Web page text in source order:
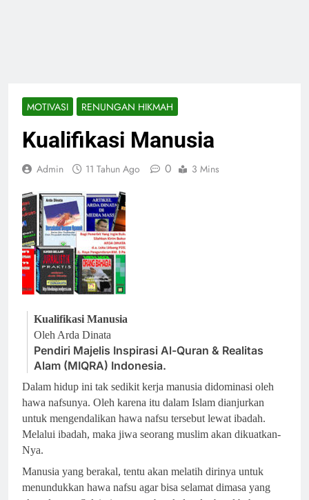
MOTIVASI RENUNGAN HIKMAH
Kualifikasi Manusia
Admin 11 Tahun Ago 0 3 Mins
Kualifikasi Manusia
Oleh Arda Dinata
Pendiri Majelis Inspirasi Al-Quran & Realitas
Alam (MIQRA) Indonesia.
Dalam hidup ini tak sedikit kerja manusia didominasi oleh
hawa nafsunya. Oleh karena itu dalam Islam dianjurkan
untuk mengendalikan hawa nafsu tersebut lewat ibadah.
Melalui ibadah, maka jiwa seorang muslim akan dikuatkan-
Nya.
Manusia yang berakal, tentu akan melatih dirinya untuk
menundukkan hawa nafsu agar bisa selamat dimasa yang